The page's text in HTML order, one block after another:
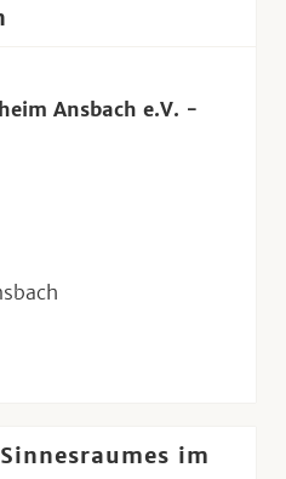
Ansbach e.V. -
im